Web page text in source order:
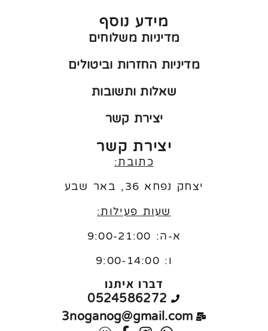
מידע נוסף
מדיניות משלוחים
מדיניות החזרות וביטולים
שאלות ותשובות
יצירת קשר
יצירת קשר
כתובת:
יצחק נפחא 36, באר שבע
שעות פעילות:
א-ה: 9:00-21:00
ו: 9:00-14:00
דברו איתנו
0524586272
3noganog@gmail.com